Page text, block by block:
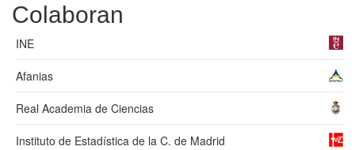
Colaboran
INE
Afanias
Real Academia de Ciencias
Instituto de Estadística de la C. de Madrid